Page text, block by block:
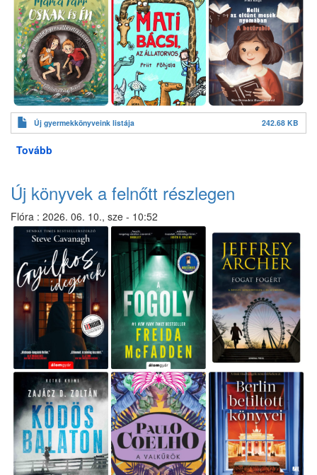
Új gyermekkönyveink listája 242.68 KB
Tovább
gyermek
részlegen)
Új könyvek a felnőtt részlegen
Flóra : 2026. 06. 10., sze - 10:52